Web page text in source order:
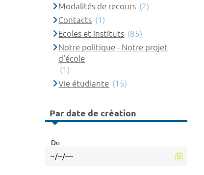
Modalités de recours (2)
Contacts (1)
Ecoles et instituts (85)
Notre politique - Notre projet
d'école
(1)
Vie étudiante (15)
Par date de création
Du